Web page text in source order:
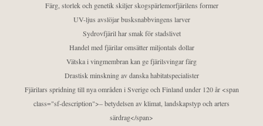
Färg, storlek och genetik skiljer skogspärlemorfjärilens former
UV-ljus avslöjar busksnabbvingens larver
Sydrovfjäril har smak för stadslivet
Handel med fjärilar omsätter miljontals dollar
Vätska i vingmembran kan ge fjärilsvingar färg
Drastisk minskning av danska habitatspecialister
Fjärilars spridning till nya områden i Sverige och Finland under 120 år <span
class="sf-description">– betydelsen av klimat, landskapstyp och arters
särdrag</span>